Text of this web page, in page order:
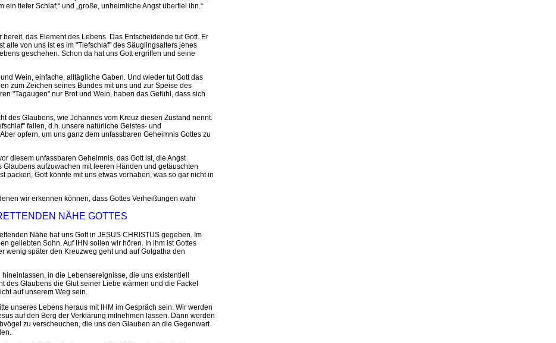
ein tiefer Schlaf;“ und „große, unheimliche Angst überfiel ihn.“
bereit, das Element des Lebens. Das Entscheidende tut Gott. Er
alle von uns ist es im "Tiefschlaf" des Säuglingsalters jenes
geschehen. Schon da hat uns Gott ergriffen und seine
Wein, einfache, alltägliche Gaben. Und wieder tut Gott das
zum Zeichen seines Bundes mit uns und zur Speise des
"Tagaugen" nur Brot und Wein, haben das Gefühl, dass sich
des Glaubens, wie Johannes vom Kreuz diesen Zustand nennt.
fallen, d.h. unsere natürliche Geistes- und
opfern, um uns ganz dem unfassbaren Geheimnis Gottes zu
diesem unfassbaren Geheimnis, das Gott ist, die Angst
aufzuwachen mit leeren Händen und getäuschten
packen, Gott könnte mit uns etwas vorhaben, was so gar nicht in
wir erkennen können, dass Gottes Verheißungen wahr
NÄHE GOTTES
Nähe hat uns Gott in JESUS CHRISTUS gegeben. Im
geliebten Sohn. Auf IHN sollen wir hören. In ihm ist Gottes
wenig später den Kreuzweg geht und auf Golgatha den
in die Lebensereignisse, die uns existentiell
des Glaubens die Glut seiner Liebe wärmen und die Fackel
auf unserem Weg sein.
unseres Lebens heraus mit IHM im Gespräch sein. Wir werden
auf den Berg der Verklärung mitnehmen lassen. Dann werden
zu verscheuchen, die uns den Glauben an die Gegenwart